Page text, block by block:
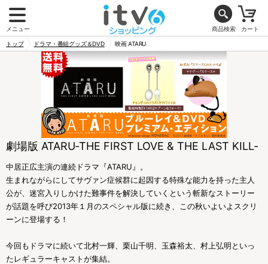
メニュー 商品検索 カート
トップ ドラマ・番組グッズ＆DVD 映画 ATARU
劇場版 ATARU‐THE FIRST LOVE & THE LAST KILL‐
中居正広主演の連続ドラマ『ATARU』。
生まれながらにしてサヴァン症候群に起因する特殊な能力を持った主人
公が、迷宮入りしかけた難事件を解決していくという斬新なストーリー
が話題を呼び2013年１月のスペシャル版に続き、この秋いよいよスクリ
ーンに登場する！
今回もドラマに続いて北村一輝、栗山千明、玉森裕太、村上弘明といっ
たレギュラーキャストが集結。